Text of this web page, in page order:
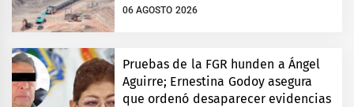
06 AGOSTO 2026
Pruebas de la FGR hunden a Ángel
Aguirre; Ernestina Godoy asegura
que ordenó desaparecer evidencias